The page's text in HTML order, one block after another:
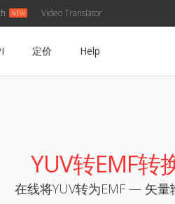
Video Translator
定价 Help
YUV转EMF转
在线将YUV转为EMF — 矢量